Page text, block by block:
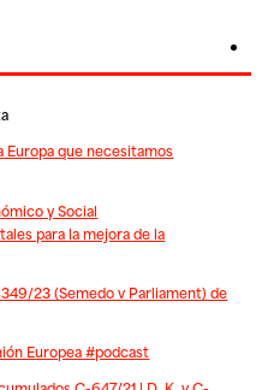
Europa que necesitamos
y Social
para la mejora de la
23 (Semedo v Parliament) de
Europea #podcast